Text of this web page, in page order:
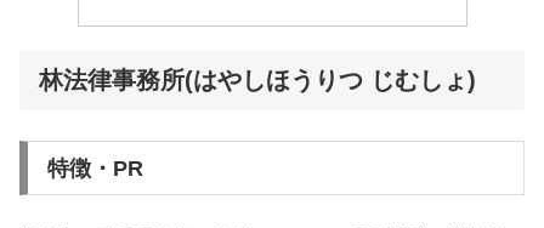
林法律事務所(はやしほうりつ じむしょ)
特徴・PR